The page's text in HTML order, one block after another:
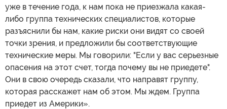
уже в течение года, к нам пока не приезжала какая-
либо группа технических специалистов, которые
разъяснили бы нам, какие риски они видят со своей
точки зрения, и предложили бы соответствующие
технические меры. Мы говорили: "Если у вас серьезные
опасения на этот счет, тогда почему вы не приедете".
Они в свою очередь сказали, что направят группу,
которая расскажет нам об этом. Мы ждем. Группа
приедет из Америки».